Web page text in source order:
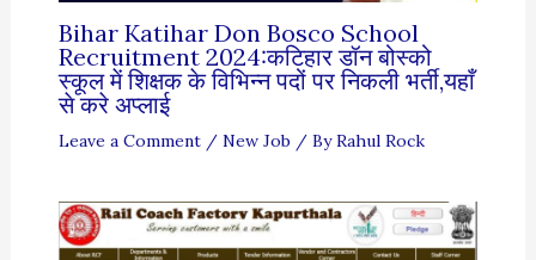
Bihar Katihar Don Bosco School
Recruitment 2024:कटिहार डॉन बोस्को
स्कूल में शिक्षक के विभिन्न पदों पर निकली भर्ती,यहाँ
से करे अप्लाई
Leave a Comment / New Job / ByRahul Rock